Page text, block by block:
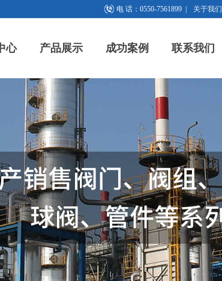
电 话：0550-7561899 关于我们
心 产品展示 成功案例 联系我们